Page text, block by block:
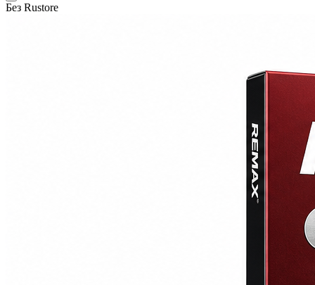
Без Rustore